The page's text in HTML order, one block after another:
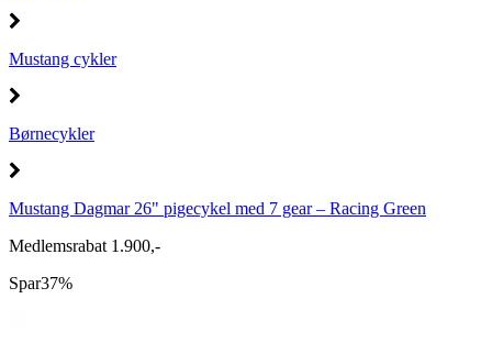
Mustang cykler
Børnecykler
Mustang Dagmar 26" pigecykel med 7 gear – Racing Green
Medlemsrabat 1.900,-
Spar37%